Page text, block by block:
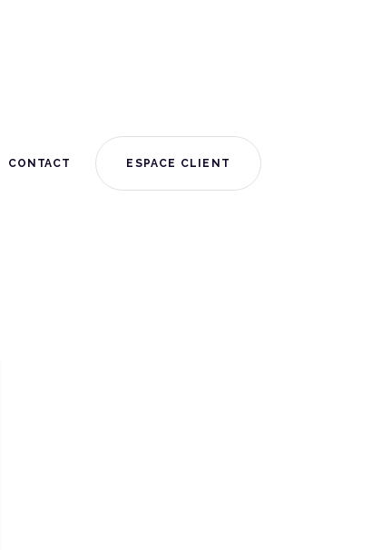
CONTACT ESPACE CLIENT